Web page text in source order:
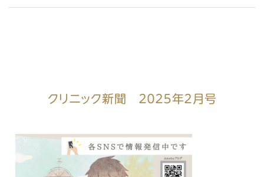
クリニック新聞 ２０２５年２月号